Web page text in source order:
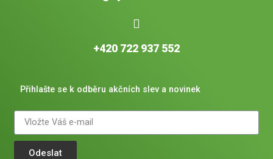
+420 722 937 552
Přihlašte se k odběru akčních slev a novinek
Odeslat